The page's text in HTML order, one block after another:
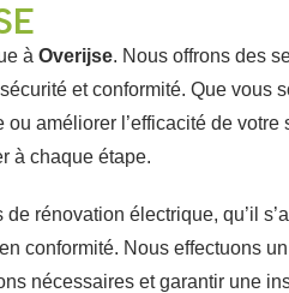
à Overijse. Nous offrons des
et conformité. Que vous
améliorer l’efficacité de votre
à chaque étape.
rénovation électrique, qu’il
conformité. Nous effectuons
nécessaires et garantir une